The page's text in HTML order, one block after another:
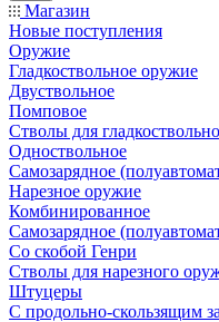
Магазин
Новые поступления
Оружие
Гладкоствольное оружие
Двуствольное
Помповое
Стволы для
Одноствольное
Самозарядное
Нарезное оружие
Комбинированное
Самозарядное
Со скобой Генри
Стволы для нарезного
Штуцеры
С продольно-скользящим